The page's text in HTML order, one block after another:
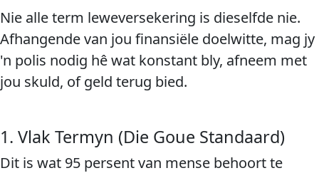
Nie alle term leweversekering is dieselfde nie.
Afhangende van jou finansiële doelwitte, mag jy
'n polis nodig hê wat konstant bly, afneem met
jou skuld, of geld terug bied.
1. Vlak Termyn (Die Goue Standaard)
Dit is wat 95 persent van mense behoort te